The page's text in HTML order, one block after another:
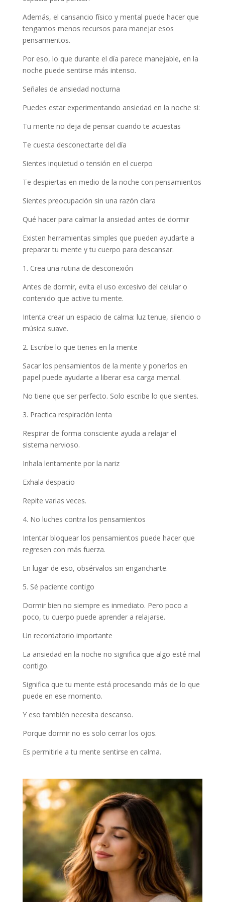
Además, el cansancio físico y mental puede hacer que
tengamos menos recursos para manejar esos
pensamientos.
Por eso, lo que durante el día parece manejable, en la
noche puede sentirse más intenso.
Señales de ansiedad nocturna
Puedes estar experimentando ansiedad en la noche si:
Tu mente no deja de pensar cuando te acuestas
Te cuesta desconectarte del día
Sientes inquietud o tensión en el cuerpo
Te despiertas en medio de la noche con pensamientos
Sientes preocupación sin una razón clara
Qué hacer para calmar la ansiedad antes de dormir
Existen herramientas simples que pueden ayudarte a
preparar tu mente y tu cuerpo para descansar.
1. Crea una rutina de desconexión
Antes de dormir, evita el uso excesivo del celular o
contenido que active tu mente.
Intenta crear un espacio de calma: luz tenue, silencio o
música suave.
2. Escribe lo que tienes en la mente
Sacar los pensamientos de la mente y ponerlos en
papel puede ayudarte a liberar esa carga mental.
No tiene que ser perfecto. Solo escribe lo que sientes.
3. Practica respiración lenta
Respirar de forma consciente ayuda a relajar el
sistema nervioso.
Inhala lentamente por la nariz
Exhala despacio
Repite varias veces.
4. No luches contra los pensamientos
Intentar bloquear los pensamientos puede hacer que
regresen con más fuerza.
En lugar de eso, obsérvalos sin engancharte.
5. Sé paciente contigo
Dormir bien no siempre es inmediato. Pero poco a
poco, tu cuerpo puede aprender a relajarse.
Un recordatorio importante
La ansiedad en la noche no significa que algo esté mal
contigo.
Significa que tu mente está procesando más de lo que
puede en ese momento.
Y eso también necesita descanso.
Porque dormir no es solo cerrar los ojos.
Es permitirle a tu mente sentirse en calma.